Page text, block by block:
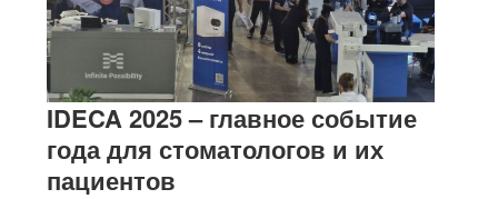
IDECA 2025 – главное событие
года для стоматологов и их
пациентов